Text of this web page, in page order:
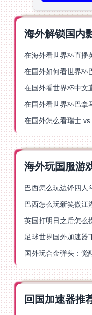
海外解锁国内
海外玩国服游
英国打明日之后怎么
回国加速器推